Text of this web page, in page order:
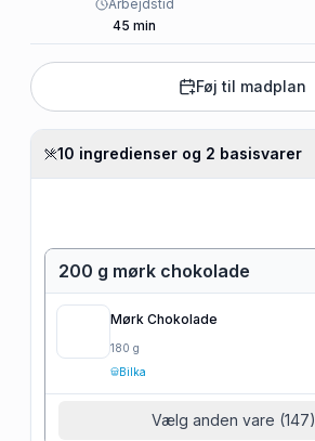
Arbejdstid
45 min
Føj til madplan
10 ingredienser og 2 basisvarer
200 g mørk chokolade
Mørk Chokolade
180 g
Bilka
Vælg anden vare (147)